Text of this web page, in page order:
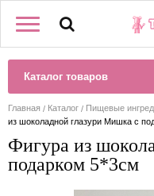
Каталог товаров
Главная Каталог Пищевые
из шоколадной глазури Мишка с
Фигура из
подарком 5*3см